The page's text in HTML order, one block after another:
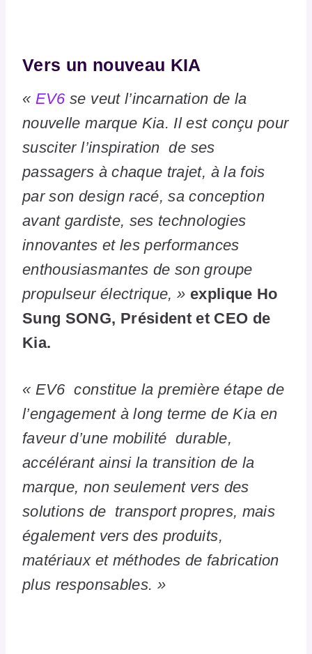
Vers un nouveau KIA
« EV6 se veut l’incarnation de la
nouvelle marque Kia. Il est conçu pour
susciter l’inspiration de ses
passagers à chaque trajet, à la fois
par son design racé, sa conception
avant gardiste, ses technologies
innovantes et les performances
enthousiasmantes de son groupe
propulseur électrique, » explique Ho
Sung SONG, Président et CEO de
Kia.
« EV6 constitue la première étape de
l’engagement à long terme de Kia en
faveur d’une mobilité durable,
accélérant ainsi la transition de la
marque, non seulement vers des
solutions de transport propres, mais
également vers des produits,
matériaux et méthodes de fabrication
plus responsables. »